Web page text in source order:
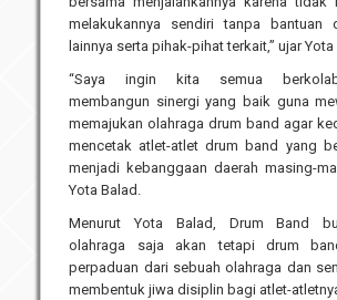
melakukannya sendiri tanpa bantuan
lainnya serta pihak-pihat terkait,” ujar
“Saya ingin kita semua
membangun sinergi yang baik guna
memajukan olahraga drum band agar
mencetak atlet-atlet drum band yang
menjadi kebanggaan daerah masing-
Yota Balad.
Menurut Yota Balad, Drum Band
olahraga saja akan tetapi drum
perpaduan dari sebuah olahraga dan
membentuk jiwa disiplin bagi atlet-